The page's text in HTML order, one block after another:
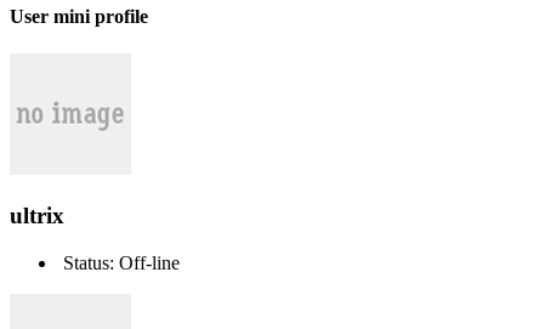
User mini profile
ultrix
Status: Off-line